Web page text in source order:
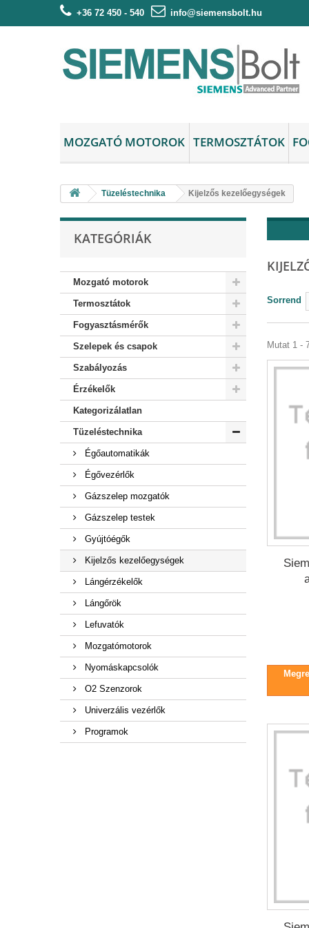
+36 72 450 - 540 info@siemensbolt.hu
MOZGATÓ MOTOROK TERMOSZTÁTOK
Tüzeléstechnika Kijelzős kezelőegységek
KATEGÓRIÁK
Mozgató motorok
Termosztátok
Fogyasztásmérők
Szelepek és csapok
Szabályozás
Érzékelők
Kategorizálatlan
Tüzeléstechnika
Égőautomatikák
Égővezérlők
Gázszelep mozgatók
Gázszelep testek
Gyújtóégők
Kijelzős kezelőegységek
Lángérzékelők
Lángőrök
Lefuvatók
Mozgatómotorok
Nyomáskapcsolók
O2 Szenzorok
Univerzális vezérlők
Programok
Sorrend
Mutat 1 -